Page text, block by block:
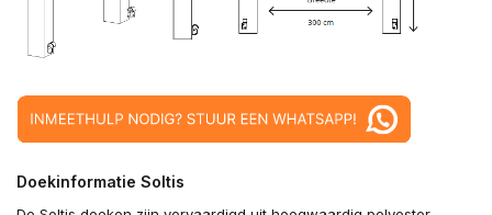
Doekinformatie Soltis